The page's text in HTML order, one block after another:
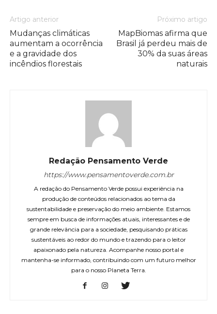
Artigo anterior
Mudanças climáticas
aumentam a ocorrência
e a gravidade dos
incêndios florestais
Próximo artigo
MapBiomas afirma que
Brasil já perdeu mais de
30% da suas áreas
naturais
Redação Pensamento Verde
https://www.pensamentoverde.com.br
A redação do Pensamento Verde possui experiência na
produção de conteúdos relacionados ao tema da
sustentabilidade e preservação do meio ambiente. Estamos
sempre em busca de informações atuais, interessantes e de
grande relevância para a sociedade, pesquisando práticas
sustentáveis ao redor do mundo e trazendo para o leitor
apaixonado pela natureza. Acompanhe nosso portal e
mantenha-se informado, contribuindo com um futuro melhor
para o nosso Planeta Terra.